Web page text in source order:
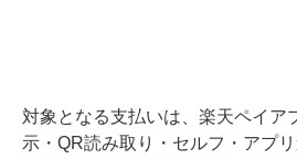
対象となる支払いは、楽天ペイア
示・QR読み取り・セルフ・アプ